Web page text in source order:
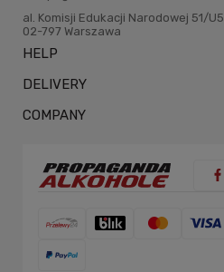
al. Komisji Edukacji Narodowej 51/U5
02-797 Warszawa
HELP
DELIVERY
COMPANY